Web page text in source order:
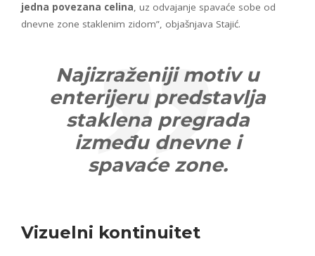
jedna povezana celina, uz odvajanje spavaće sobe od
dnevne zone staklenim zidom”, objašnjava Stajić.
Najizraženiji motiv u
enterijeru predstavlja
staklena pregrada
između dnevne i
spavaće zone.
Vizuelni kontinuitet